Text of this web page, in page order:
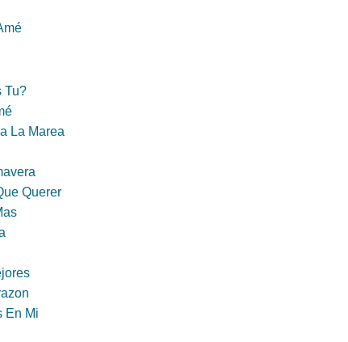
Tu?
La Marea
Querer
En Mi